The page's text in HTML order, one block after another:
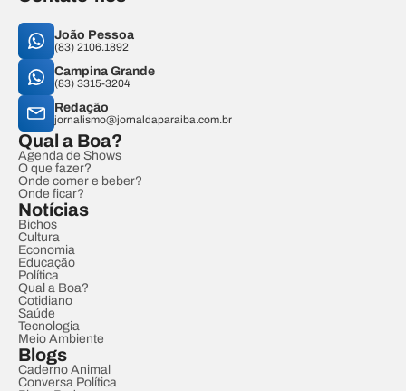
João Pessoa
(83) 2106.1892
Campina Grande
(83) 3315-3204
Redação
jornalismo@jornaldaparaiba.com.br
Qual a Boa?
Agenda de Shows
O que fazer?
Onde comer e beber?
Onde ficar?
Notícias
Bichos
Cultura
Economia
Educação
Política
Qual a Boa?
Cotidiano
Saúde
Tecnologia
Meio Ambiente
Blogs
Caderno Animal
Conversa Política